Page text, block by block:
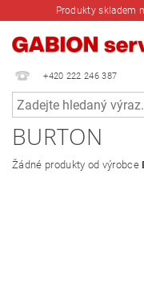
Produkty skladem
+420 222 246 387
BURTON
Žádné produkty od výrobce